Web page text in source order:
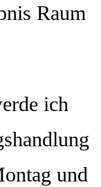
Raum
ich
und